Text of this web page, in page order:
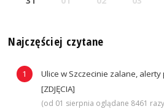
Najczęściej czytane
Ulice w Szczecinie zalane, alerty
[ZDJĘCIA]
(od 01 sierpnia oglądane 8461